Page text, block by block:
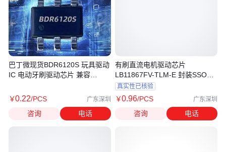
巴丁微现货BDR6120S 玩具驱动
IC 电动牙刷驱动芯片 兼容
￥0.22/PCS 广东深圳
咨询 电话
有刷直流电机驱动芯片
LB11867FV-TLM-E 封装SSOP
仓库现货 批次2501+
真实性已核验
￥0.96/PCS 广东深圳
咨询 电话